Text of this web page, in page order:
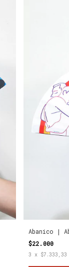
Abanico |
$22.000
3 x $7.333,33